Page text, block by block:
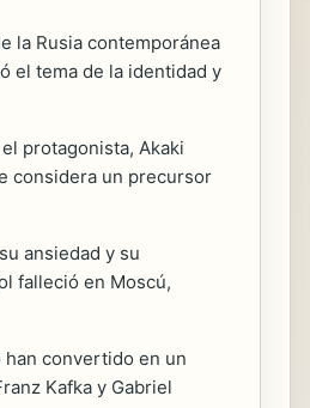
la Rusia contemporánea
el tema de la identidad y
protagonista, Akaki
considera un precursor
ansiedad y su
falleció en Moscú,
han convertido en un
Kafka y Gabriel